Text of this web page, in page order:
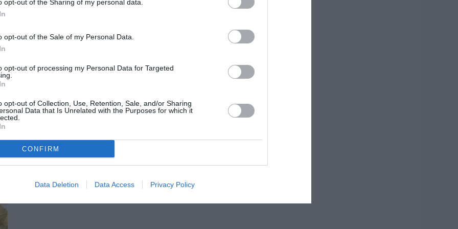
opt-out of the Sharing of my personal data.
opt-out of the Sale of my Personal Data.
opt-out of processing my Personal Data for Targeted
opt-out of Collection, Use, Retention, Sale, and/or Sharing
Data that Is Unrelated with the Purposes for which it
CONFIRM
Data Deletion Data Access Privacy Policy
στόχους των εγκεκριμένων προγραμμάτων Erasmus+
τη διαμόρφωση ενεργών μαθητών – πολιτών που θα
γίγνεσθαι και θα υπερασπίζονται θεμελιώδεις αξίες